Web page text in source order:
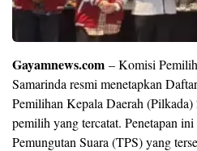
Gayamnews.com – Komisi
Samarinda resmi menetapkan
Pemilihan Kepala Daerah
pemilih yang tercatat. Penetapan
Pemungutan Suara (TPS) yang